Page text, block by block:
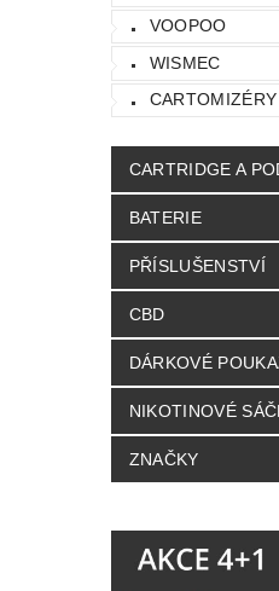
VOOPOO
WISMEC
CARTRIDGE A
BATERIE
PŘÍSLUŠENSTVÍ
CBD
DÁRKOVÉ
NIKOTINOVÉ
ZNAČKY